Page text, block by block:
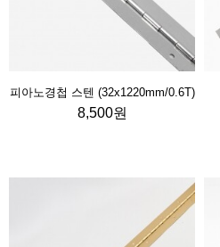
피아노경첩 스텐 (32x1220mm/0.6T)
8,500원